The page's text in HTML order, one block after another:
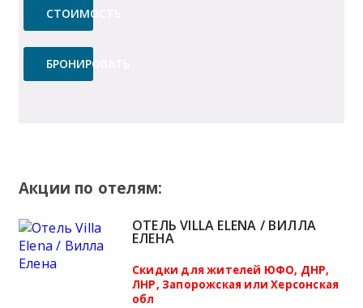
СТОИМОСТЬ
БРОНИРОВАТЬ
Акции по отелям:
ОТЕЛЬ VILLA ELENA / ВИЛЛА
ЕЛЕНА
Скидки для жителей ЮФО, ДНР,
ЛНР, Запорожская или Херсонская
обл